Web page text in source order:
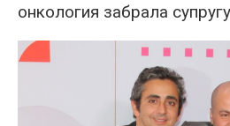
онкология забрала